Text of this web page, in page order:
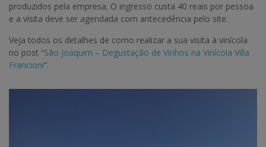
produzidos pela empresa. O ingresso custa 40 reais por pessoa
e a visita deve ser agendada com antecedência pelo site.
Veja todos os detalhes de como realizar a sua visita à vinícola
no post “São Joaquim – Degustação de Vinhos na Vinícola Villa
Francioni“.